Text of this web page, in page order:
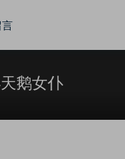
言
鹅女仆